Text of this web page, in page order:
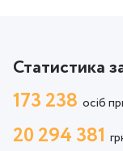
Статистика
173 238 осіб
20 294 381